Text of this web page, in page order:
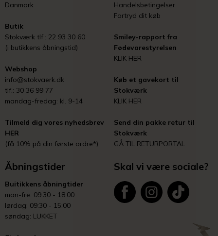
Danmark
Butik
Stokværk tlf.: 22 93 30 60
(i butikkens åbningstid)
Webshop
info@stokvaerk.dk
tlf.: 30 36 99 77
mandag-fredag: kl. 9-14
Tilmeld dig vores nyhedsbrev
HER
(få 10% på din første ordre*)
Handelsbetingelser
Fortryd dit køb
Smiley-rapport fra
Fødevarestyrelsen
KLIK HER
Køb et gavekort til
Stokværk
KLIK HER
Send din pakke retur til
Stokværk
GÅ TIL RETURPORTAL
Åbningstider
Buitikkens åbningtider
man-fre: 09:30 - 18:00
lørdag: 09:30 - 15:00
søndag: LUKKET
Skal vi være sociale?